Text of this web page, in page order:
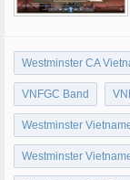
Westminster CA
VNFGC Band
Westminster
Westminster